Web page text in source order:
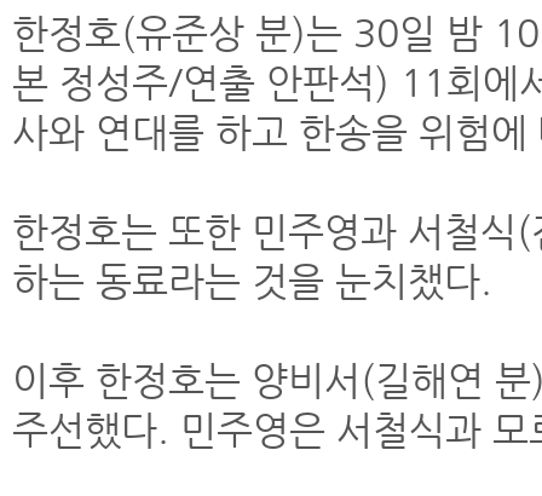
한정호(유준상 분)는 30일 밤
본 정성주/연출 안판석) 11회에
사와 연대를 하고 한송을 위험
한정호는 또한 민주영과 서철식
하는 동료라는 것을 눈치챘다.
이후 한정호는 양비서(길해연
주선했다. 민주영은 서철식과